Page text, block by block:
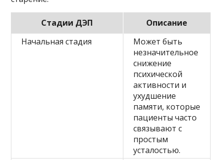
Стадии ДЭП
Описание
Начальная стадия
Может быть
незначительное
снижение
психической
активности и
ухудшение
памяти, которые
пациенты часто
связывают с
простым
усталостью.